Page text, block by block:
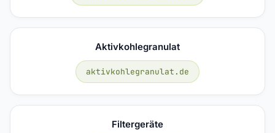
Aktivkohlegranulat
aktivkohlegranulat.de
Filtergeräte